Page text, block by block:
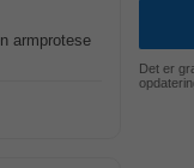
armprotese
Det er